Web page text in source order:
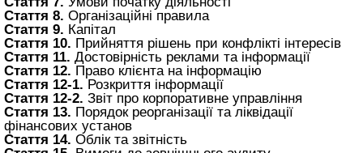
Стаття 8. Організаційні правила
Стаття 9. Капітал
Стаття 10. Прийняття рішень при конфлікті інтересів
Стаття 11. Достовірність реклами та інформації
Стаття 12. Право клієнта на інформацію
Стаття 12-1. Розкриття інформації
Стаття 12-2. Звіт про корпоративне управління
Стаття 13. Порядок реорганізації та ліквідації
фінансових установ
Стаття 14. Облік та звітність